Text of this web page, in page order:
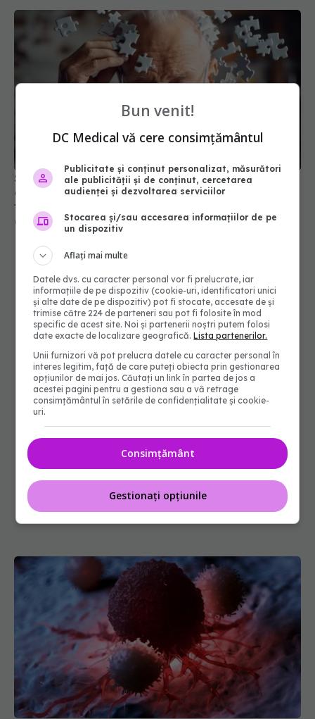
ar putea fi prevenite prin schimbarea unor
03 iul 2026, 23:00
Medicamentul care distruge cel mai agresiv tip
de cancer. Cum funcționează daraxonrasib
17 iun 2026, 16:57
Bun venit!
DC Medical vă cere consimțământul
Publicitate și conținut personalizat, măsurători
ale publicității și de conținut, cercetarea
audienței și dezvoltarea serviciilor
Stocarea și/sau accesarea informațiilor de pe
un dispozitiv
Aflați mai multe
Datele dvs. cu caracter personal vor fi prelucrate, iar
informațiile de pe dispozitiv (cookie-uri, identificatori unici
și alte date de pe dispozitiv) pot fi stocate, accesate de și
trimise către 224 de parteneri sau pot fi folosite în mod
specific de acest site. Noi și partenerii noștri putem folosi
date exacte de localizare geografică.Lista partenerilor.
Unii furnizori vă pot prelucra datele cu caracter personal în
interes legitim, față de care puteți obiecta prin gestionarea
opțiunilor de mai jos. Căutați un link în partea de jos a
acestei pagini pentru a gestiona sau a vă retrage
consimțământul în setările de confidențialitate și cookie-
uri.
Consimțământ
Gestionați opțiunile